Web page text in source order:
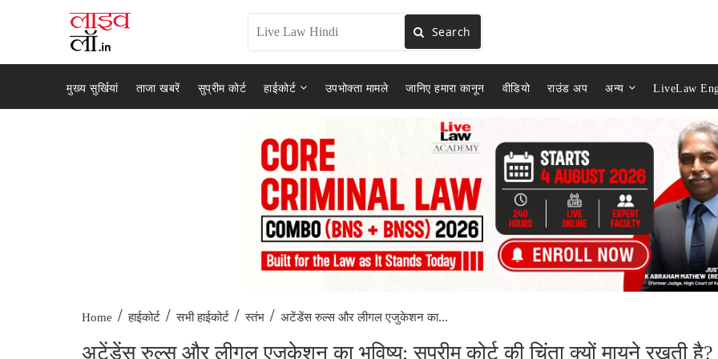
Search
मुख्य सुर्खियां ताजा खबरें सुप्रीम कोर्ट हाईकोर्ट उपभोक्ता मामले जानिए हमारा कानून वीडियो राउंड अप अन्य LiveLaw
Home / हाईकोर्ट / सभी हाईकोर्ट / स्तंभ / अटेंडेंस रुल्स और लीगल एजुकेशन का...
अटेंडेंस रुल्स और लीगल एजुकेशन का भविष्य: सुप्रीम कोर्ट की चिंता क्यों मायने रखती है?